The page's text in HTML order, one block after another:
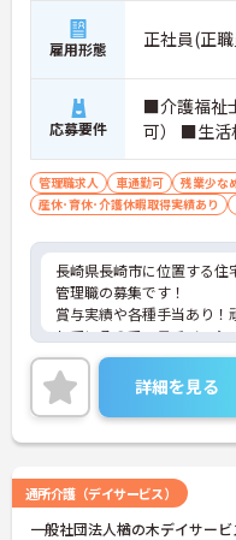
雇用形態 正社員(正
応募要件
■介護福祉
可） ■生活
管理職求人 車通勤可 残業少な
産休･育休･介護休暇取得実績あり
長崎県長崎市に位置する住
管理職の募集です！
賞与実績や各種手当あり！
しているので、モチベーシ
す♪
育児休暇制度がありますの
じて長くお仕事を続けて
ご興味のある方は、マイナ
せください。
詳細を見る
通所介護（デイサービス）
一般社団法人楢の木デイサー